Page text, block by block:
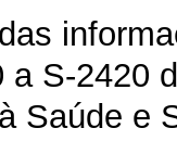
a S-2420
Saúde e